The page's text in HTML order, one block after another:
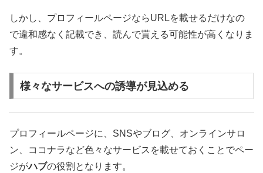
しかし、プロフィールページならURLを載せるだけなの
で違和感なく記載でき、読んで貰える可能性が高くなりま
す。
様々なサービスへの誘導が見込める
プロフィールページに、SNSやブログ、オンラインサロ
ン、ココナラなど色々なサービスを載せておくことでペー
ジがハブの役割となります。